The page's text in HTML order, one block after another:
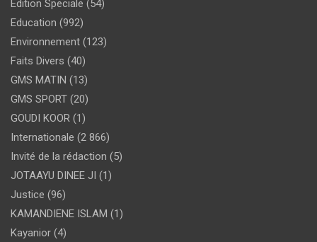
Edition Speciale (54)
Education (992)
Environnement (123)
Faits Divers (40)
GMS MATIN (13)
GMS SPORT (20)
GOUDI KOOR (1)
Internationale (2 866)
Invité de la rédaction (5)
JOTAAYU DINEE JI (1)
Justice (96)
KAMANDIENE ISLAM (1)
Kayanior (4)